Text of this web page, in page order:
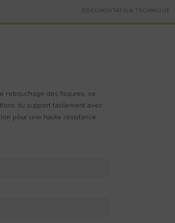
rebouchage des fissures, se
du support facilement avec
pour une haute résistance